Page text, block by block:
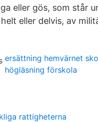
eller gös, som står
eller delvis, av
ersättning hemvärnet
högläsning förskola
rattigheterna